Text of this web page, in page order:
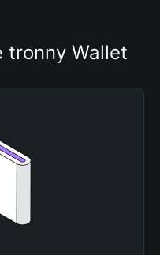
tronny Wallet